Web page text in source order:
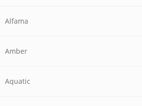
Alfama
Amber
Aquatic